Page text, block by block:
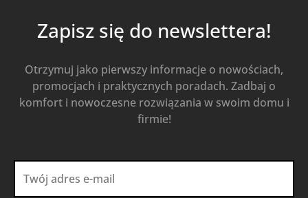
Zapisz się do newslettera!
Otrzymuj jako pierwszy informacje o nowościach,
promocjach i praktycznych poradach. Zadbaj o
komfort i nowoczesne rozwiązania w swoim domu i
firmie!